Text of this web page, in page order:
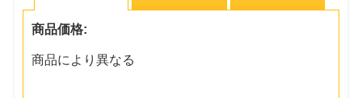
商品価格:
商品により異なる